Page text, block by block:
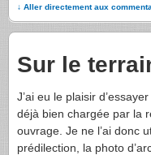
↓ Aller directement aux
Sur le
J’ai eu le plaisir
déjà bien chargée par la
ouvrage. Je ne l’ai donc
prédilection, la photo